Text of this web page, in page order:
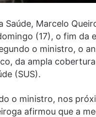
Saúde, Marcelo
(17), o fim da
o ministro, o
da ampla
(SUS).
o ministro, nos
afirmou que a